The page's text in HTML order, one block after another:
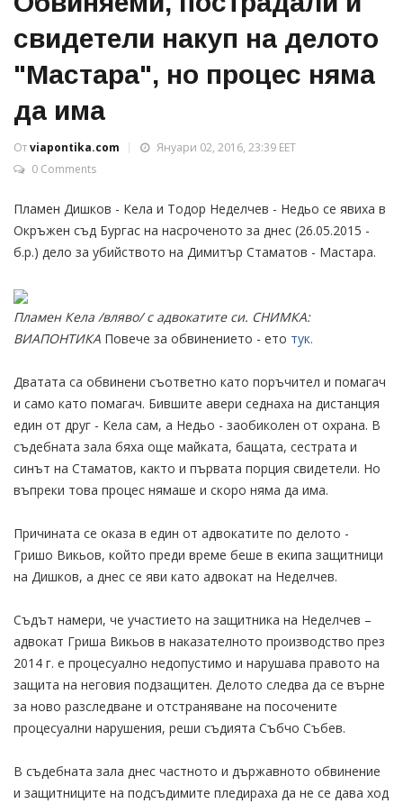
свидетели накуп на делото
"Мастара", но процес няма
да има
Отviapontika.com
Януари 02, 2016, 23:39 EET
0 Comments
Пламен Дишков - Кела и Тодор Неделчев - Недьо се явиха в
Окръжен съд Бургас на насроченото за днес (26.05.2015 -
б.р.) дело за убийството на Димитър Стаматов - Мастара.
Пламен Кела /вляво/ с адвокатите си. СНИМКА:
ВИАПОНТИКА Повече за обвинението - ето тук.
Дватата са обвинени съответно като поръчител и помагач
и само като помагач. Бившите авери седнаха на дистанция
един от друг - Кела сам, а Недьо - заобиколен от охрана. В
съдебната зала бяха още майката, бащата, сестрата и
синът на Стаматов, както и първата порция свидетели. Но
въпреки това процес нямаше и скоро няма да има.
Причината се оказа в един от адвокатите по делото -
Гришо Викьов, който преди време беше в екипа защитници
на Дишков, а днес се яви като адвокат на Неделчев.
Съдът намери, че участието на защитника на Неделчев –
адвокат Гриша Викьов в наказателното производство през
2014 г. е процесуално недопустимо и нарушава правото на
защита на неговия подзащитен. Делото следва да се върне
за ново разследване и отстраняване на посочените
процесуални нарушения, реши съдията Събчо Събев.
В съдебната зала днес частното и държавното обвинение
и защитниците на подсъдимите пледираха да не се дава ход